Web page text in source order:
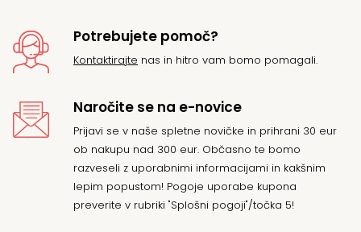
Potrebujete pomoč?
Kontaktirajte nas in hitro vam bomo pomagali.
Naročite se na e-novice
Prijavi se v naše spletne novičke in prihrani 30 eur
ob nakupu nad 300 eur. Občasno te bomo
razveseli z uporabnimi informacijami in kakšnim
lepim popustom! Pogoje uporabe kupona
preverite v rubriki "Splošni pogoji"/točka 5!